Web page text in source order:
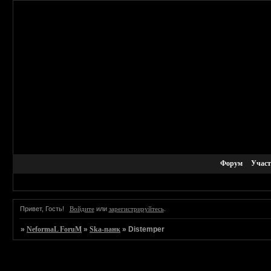
Форум
Привет, Гость! Войдитеили зарегистрируйтесь.
»NeformaL ForuM »Ska-панк »Distemper